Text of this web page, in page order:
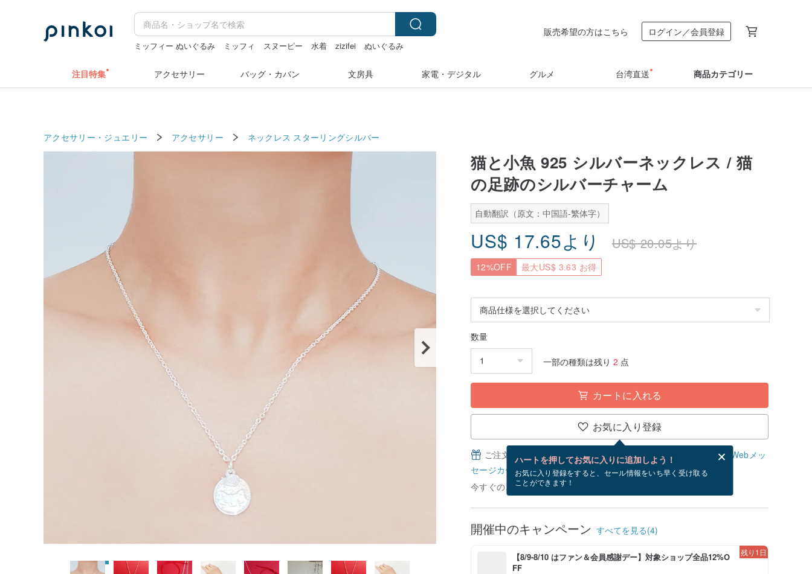
ミッフィー ぬいぐるみ ミッフィ スヌーピー 水着 zizifei
ぬいぐるみ
販売希望の方はこちら ログイン／会員登録
注目特集 アクセサリー バッグ・カバン 文房具 家電・デジタル グルメ 台湾直送 商品カテゴリー
アクセサリー・ジュエリー アクセサリー ネックレス スターリングシルバー
猫と小魚 925 シルバーネックレス / 猫
の足跡のシルバーチャーム
自動翻訳（原文：中国語-繁体字）
US$ 17.65より US$20.05より
12%OFF 最大US$ 3.63 お得
数量
一部の種類は残り 2 点
カートに入れる
お気に入り登録
ハートを押してお気に入りに追加しよう！
お気に入り登録をすると、セール情報をいち早く受け取る
ことができます！
ご注文完了後、無料でWebメッセージカードを作成できます。
Webメッ
セージカードとは？
今すぐのご注文で8/13~8/23にお届け予定です。
開催中のキャンペーン すべてを見る(4)
【8/9-8/10 はファン＆会員感謝デー】対象ショップ全品12%O
FF
残り1日